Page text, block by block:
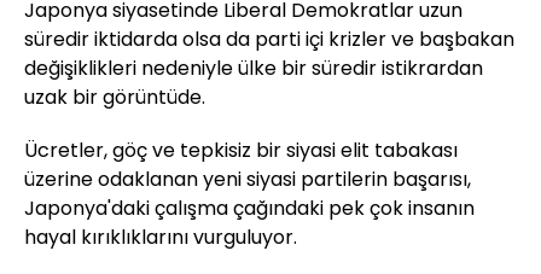
Japonya siyasetinde Liberal Demokratlar uzun
süredir iktidarda olsa da parti içi krizler ve başbakan
değişiklikleri nedeniyle ülke bir süredir istikrardan
uzak bir görüntüde.
Ücretler, göç ve tepkisiz bir siyasi elit tabakası
üzerine odaklanan yeni siyasi partilerin başarısı,
Japonya'daki çalışma çağındaki pek çok insanın
hayal kırıklıklarını vurguluyor.